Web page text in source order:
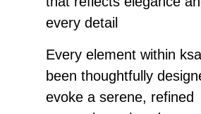
every detail⁣
⁣Every element within
been thoughtfully
evoke a serene, refined